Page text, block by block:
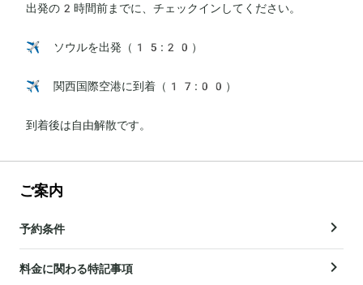
出発の2時間前までに、チェックインしてください。
✈️ ソウルを出発（15:20）
✈️ 関西国際空港に到着（17:00）
到着後は自由解散です。
ご案内
予約条件
料金に関わる特記事項